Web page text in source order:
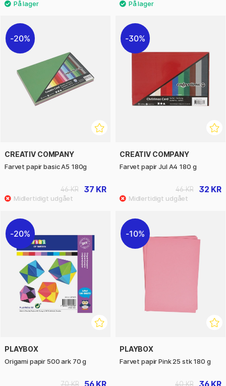
20%
CREATIV COMPANY
Farvet papir basic A5 180g
37 KR
46 KR
30%
CREATIV COMPANY
Farvet papir Jul A4 180 g
32 KR
46 KR
20%
PLAYBOX
Origami papir 500 ark 70 g
70 KR
10%
PLAYBOX
Farvet papir Pink 25 stk 180 g
40 KR